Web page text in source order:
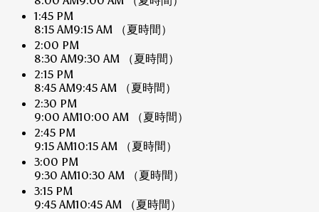
1:45 PM
8:15 AM9:15 AM
（夏時間）
2:00 PM
8:30 AM9:30 AM
（夏時間）
2:15 PM
8:45 AM9:45 AM
（夏時間）
2:30 PM
9:00 AM10:00 AM
（夏時間）
2:45 PM
9:15 AM10:15 AM
（夏時間）
3:00 PM
9:30 AM10:30 AM
（夏時間）
3:15 PM
9:45 AM10:45 AM
（夏時間）